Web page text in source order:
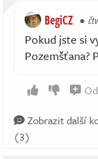
BegiCZ
Pokud jste si
Pozemšťana?
Zobrazit další
(3)